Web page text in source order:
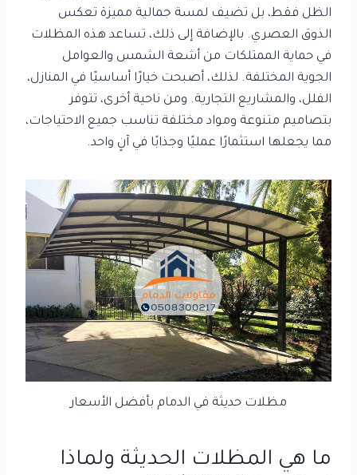
الظل فقط، بل تضيف لمسة جمالية مميزة تعكس
الذوق العصري. بالإضافة إلى ذلك، تساعد هذه المظلات
في حماية الممتلكات من أشعة الشمس والعوامل
الجوية المختلفة. لذلك، أصبحت خيارًا أساسيًا في المنازل،
الفلل، والمشاريع التجارية. ومن ناحية أخرى، تتوفر
بتصاميم متنوعة ومواد مختلفة تناسب جميع الاحتياجات،
مما يجعلها استثمارًا عمليًا وجذابًا في آنٍ واحد.
مظلات حديثة في الدمام بأفضل الأسعار
ما هي المظلات الحديثة ولماذا